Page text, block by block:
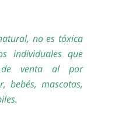
no es tóxica
individuales que
de venta al por
bebés, mascotas,